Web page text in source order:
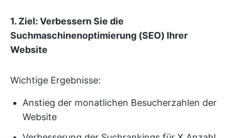
1. Ziel: Verbessern Sie die
Suchmaschinenoptimierung (SEO) Ihrer
Website
Wichtige Ergebnisse:
Anstieg der monatlichen Besucherzahlen der
Website